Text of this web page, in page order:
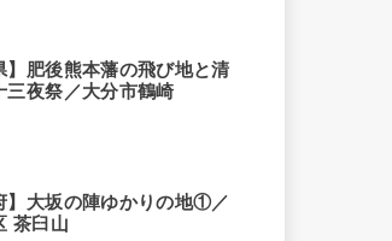
】肥後熊本藩の飛び地と清
三夜祭／大分市鶴崎
】大坂の陣ゆかりの地①／
茶臼山